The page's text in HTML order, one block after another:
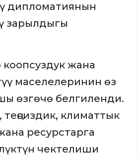
дипломатиянын
зарылдыгы
жана
маселелеринин өз
өзгөчө белгиленди.
климаттык
ресурстарга
чектелиши